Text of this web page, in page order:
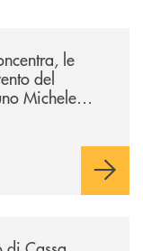
le
del
Michele